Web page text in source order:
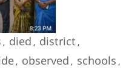
, died , district ,
, observed , schools ,